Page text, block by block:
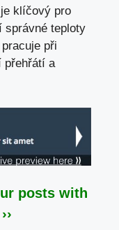
klíčový pro
správné teploty
při
přehřátí a
posts with